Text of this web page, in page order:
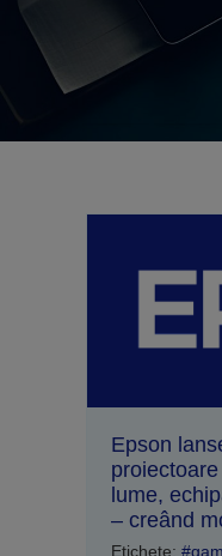
Epson
lume,
– creând
Etichete: